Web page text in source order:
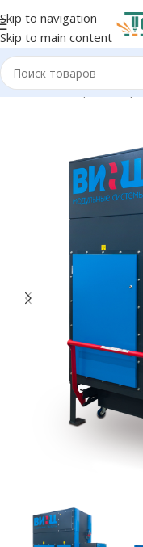
Skip to navigation
Skip to main content
вентиляция/